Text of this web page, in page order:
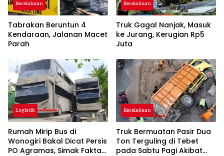
Kecelakaan
Tabrakan Beruntun 4
Kendaraan, Jalanan Macet
Parah
Kecelakaan
Truk Gagal Nanjak, Masuk
ke Jurang, Kerugian Rp5
Juta
Logistik
Rumah Mirip Bus di
Wonogiri Bakal Dicat Persis
PO Agramas, Simak Fakta
Kecelakaan
Truk Bermuatan Pasir Dua
Ton Terguling di Tebet
pada Sabtu Pagi Akibat